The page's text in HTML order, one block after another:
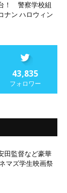
！ 警察学校組
ナン ハロウィン
43,835
フォロワー
田監督など豪華
マズ学生映画祭